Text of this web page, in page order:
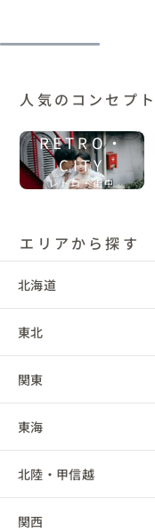
人気のコンセプト
RETRO・
CITY
レトロ・街中
エリアから探す
北海道
北海道
東北
青森県
岩手県
宮城県
秋田県
関東
茨城県
栃木県
群馬県
東海
岐阜県
静岡県
北陸・甲信越
新潟県
関西